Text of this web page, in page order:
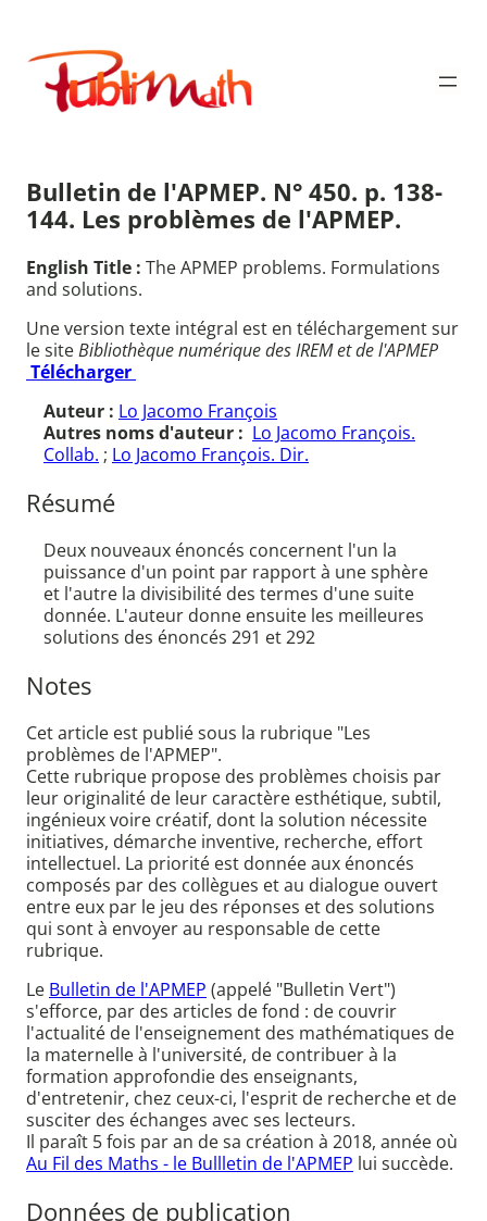
contenu
Publimath
Bulletin de l'APMEP. N° 450. p. 138-
144. Les problèmes de l'APMEP.
English Title : The APMEP problems. Formulations
and solutions.
Une version texte intégral est en téléchargement sur
le siteBibliothèque numérique des IREM et de l'APMEP
Télécharger
Auteur : Lo Jacomo François
Autres noms d'auteur : Lo Jacomo François.
Collab. ; Lo Jacomo François. Dir.
Résumé
Deux nouveaux énoncés concernent l'un la
puissance d'un point par rapport à une sphère
et l'autre la divisibilité des termes d'une suite
donnée. L'auteur donne ensuite les meilleures
solutions des énoncés 291 et 292
Notes
Cet article est publié sous la rubrique "Les
problèmes de l'APMEP".
Cette rubrique propose des problèmes choisis par
leur originalité de leur caractère esthétique, subtil,
ingénieux voire créatif, dont la solution nécessite
initiatives, démarche inventive, recherche, effort
intellectuel. La priorité est donnée aux énoncés
composés par des collègues et au dialogue ouvert
entre eux par le jeu des réponses et des solutions
qui sont à envoyer au responsable de cette
rubrique.
Le Bulletin de l'APMEP (appelé "Bulletin Vert")
s'efforce, par des articles de fond : de couvrir
l'actualité de l'enseignement des mathématiques de
la maternelle à l'université, de contribuer à la
formation approfondie des enseignants,
d'entretenir, chez ceux-ci, l'esprit de recherche et de
susciter des échanges avec ses lecteurs.
Il paraît 5 fois par an de sa création à 2018, année où
Au Fil des Maths - le Bullletin de l'APMEP lui succède.
Données de publication